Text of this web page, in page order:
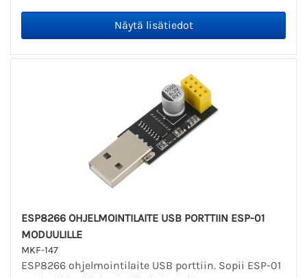
ESP8266 OHJELMOINTILAITE USB PORTTIIN ESP-01
MODUULILLE
MKF-147
ESP8266 ohjelmointilaite USB porttiin. Sopii ESP-01